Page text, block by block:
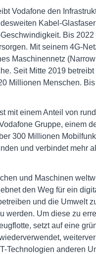
Vodafone den
Kabel-
Bis
Mit seinem 4G-
Maschinennetz
Seit Mitte 2019
Millionen Menschen.
mit einem Anteil von
Gruppe, einem
300 Millionen
und verbindet mehr
und Maschinen
den Weg für ein
und die Umwelt
werden. Um diese zu
setzt auf eine
Technologien anderen